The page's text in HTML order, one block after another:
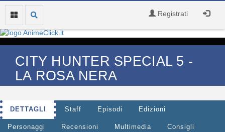
Registrati
CITY HUNTER SPECIAL 5 -
LA ROSA NERA
DETTAGLI Staff Episodi Edizioni
Personaggi Recensioni Multimedia Consigli